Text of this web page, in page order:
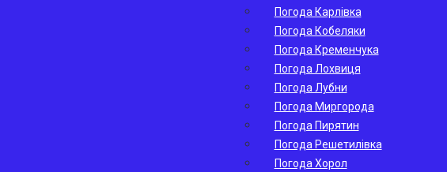
Погода Карлівка
Погода Кобеляки
Погода Кременчука
Погода Лохвиця
Погода Лубни
Погода Миргорода
Погода Пирятин
Погода Решетилівка
Погода Хорол